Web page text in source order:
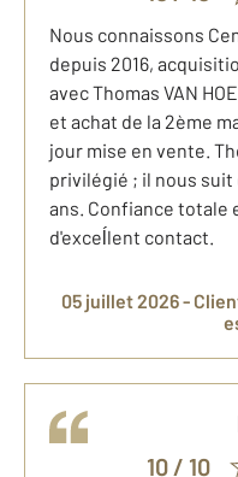
Nous connaissons
depuis 2016,
avec Thomas VAN
et achat de la 2ème
jour mise en vente.
privilégié ; il nous suit
ans. Confiance totale
d'exceĺlent contact.
05 juillet 2026 -
10/ 10